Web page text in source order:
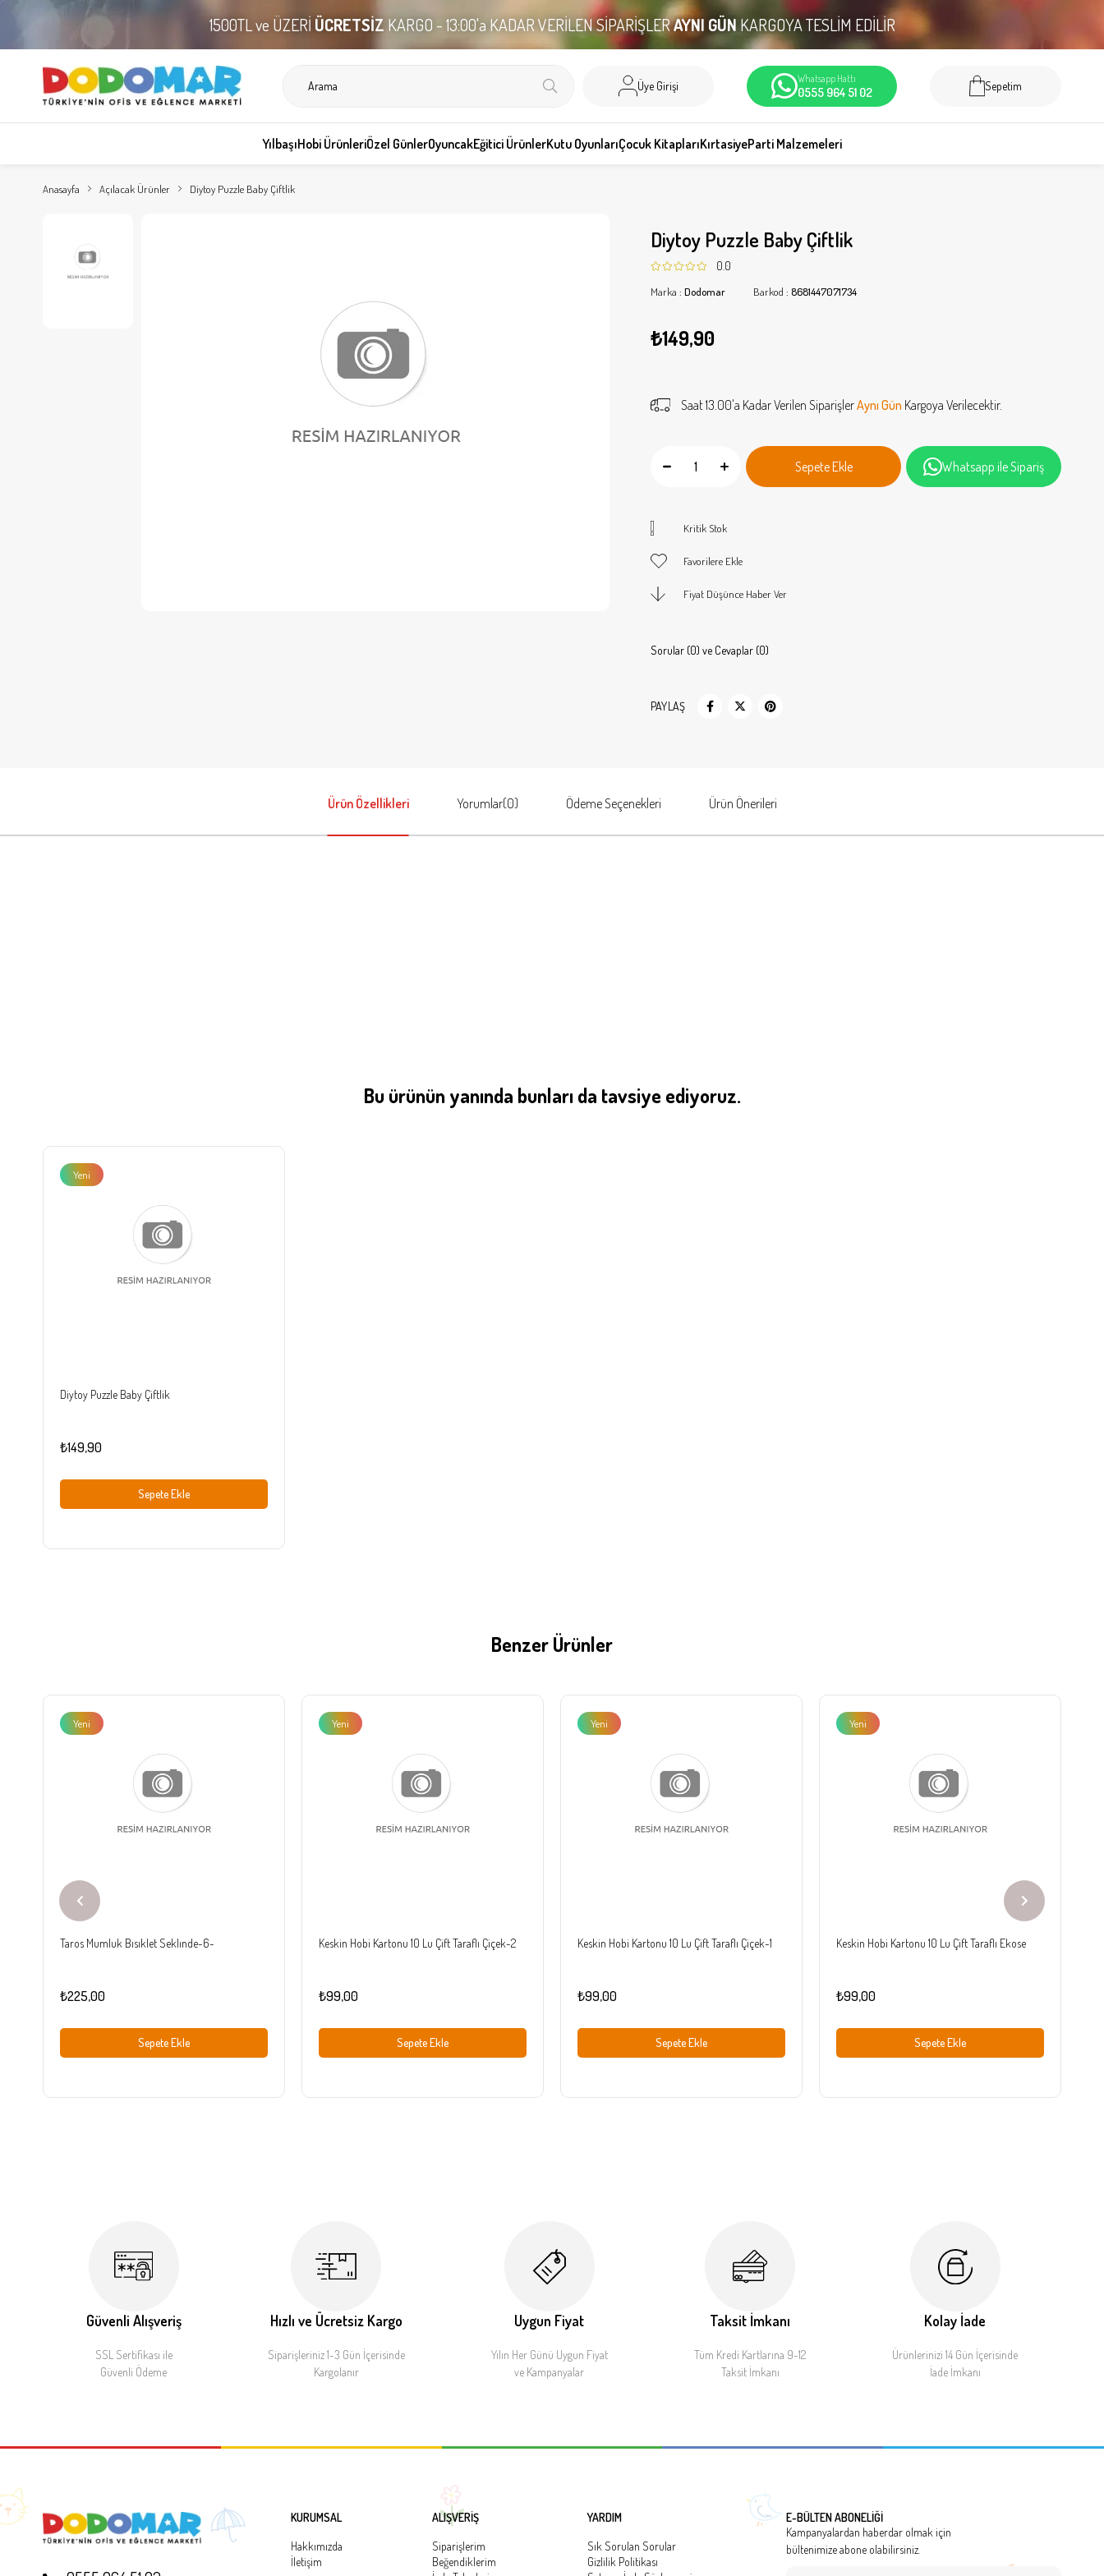
1500TL ve ÜZERİ ÜCRETSİZ KARGO - 13:00'a KADAR VERİLEN SİPARİŞLERAYNI GÜN KARGOYA TESLİM EDİLİR
Üye Girişi
Whatsapp Hattı
0555 964 51 02 Sepetim
YılbaşıHobi ÜrünleriÖzel GünlerOyuncakEğitici ÜrünlerKutu OyunlarıÇocuk KitaplarıKırtasiyeParti Malzemeleri
Anasayfa Açılacak Ürünler Diytoy Puzzle Baby Çiftlik
Diytoy Puzzle Baby Çiftlik
0.0
Marka : Dodomar Barkod : 8681447071734
₺149,90
Saat 13.00'a Kadar Verilen SiparişlerAynı Gün Kargoya Verilecektir.
Whatsapp ile Sipariş
Kritik Stok
Favorilere Ekle
Fiyat Düşünce Haber Ver
Sorular (0) ve Cevaplar (0)
PAYLAŞ
Ürün Özellikleri Yorumlar(0) Ödeme Seçenekleri Ürün Önerileri
Bu ürünün yanında bunları da tavsiye ediyoruz.
Diytoy Puzzle Baby Çiftlik
₺149,90
Sepete Ekle
Yeni
Benzer Ürünler
Taros Mumluk Bısıklet Seklınde-6-
₺225,00
Sepete Ekle
Yeni
Keskin Hobi Kartonu 10 Lu Çift Taraflı Çiçek-2
₺99,00
Sepete Ekle
Yeni
Keskin Hobi Kartonu 10 Lu Çift Taraflı Çiçek-1
₺99,00
Sepete Ekle
Yeni
Keskin Hobi Kartonu 10 Lu Çift Taraflı Ekose
₺99,00
Sepete Ekle
Yeni
Güvenli Alışveriş
SSL Sertifikası ile
Güvenli Ödeme
Hızlı ve Ücretsiz Kargo
Siparişleriniz 1-3 Gün İçerisinde
Kargolanır
Uygun Fiyat
Yılın Her Günü Uygun Fiyat
ve Kampanyalar
Taksit İmkanı
Tüm Kredi Kartlarına 9-12
Taksit İmkanı
Kolay İade
Ürünlerinizi 14 Gün İçerisinde
İade İmkanı
KURUMSAL
Hakkımızda
İletişim
ALIŞVERİŞ
Siparişlerim
Beğendiklerim
YARDIM
Sık Sorulan Sorular
Gizlilik Politikası
E-BÜLTEN ABONELİĞİ
Kampanyalardan haberdar olmak için
bültenimize abone olabilirsiniz.